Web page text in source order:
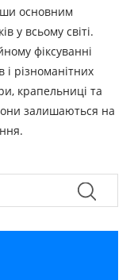
основним
у всьому світі.
фіксуванні
і різноманітних
крапельниці та
залишаються на